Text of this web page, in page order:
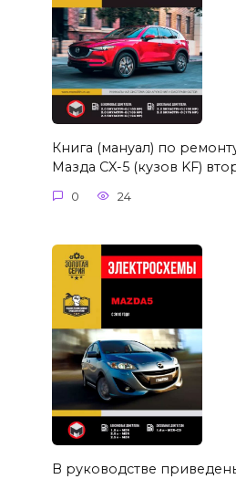
Книга (мануал) по
Мазда CX-5 (кузов KF)
0 24
В руководстве